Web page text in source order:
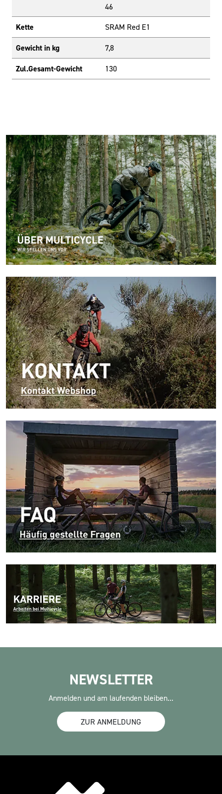
46
Kette SRAM Red E1
Gewicht in kg 7,8
Zul.Gesamt-Gewicht 130
NEWSLETTER
Anmelden und am laufenden bleiben...
ZUR ANMELDUNG